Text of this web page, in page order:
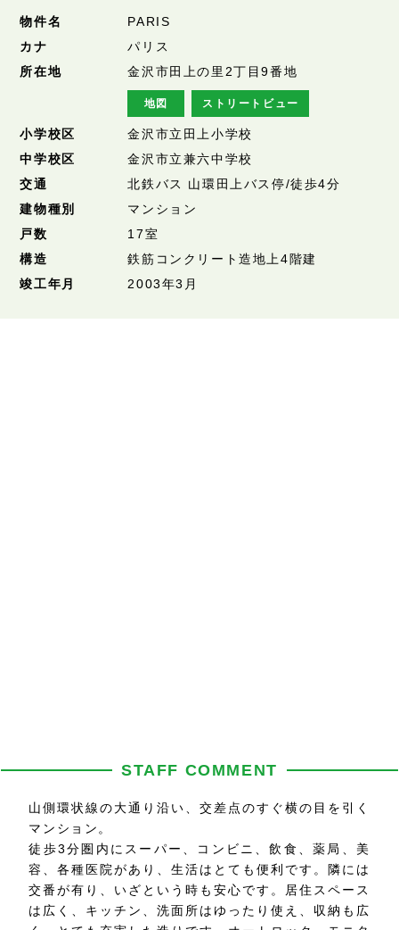
物件名
PARIS
カナ
パリス
所在地
金沢市田上の里2丁目9番地
地図 ストリートビュー
小学校区
金沢市立田上小学校
中学校区
金沢市立兼六中学校
交通
北鉄バス 山環田上バス停/徒歩4分
建物種別
マンション
戸数
17室
構造
鉄筋コンクリート造地上4階建
竣工年月
2003年3月
STAFF COMMENT
山側環状線の大通り沿い、交差点のすぐ横の目を引く
マンション。
徒歩3分圏内にスーパー、コンビニ、飲食、薬局、美
容、各種医院があり、生活はとても便利です。隣には
交番が有り、いざという時も安心です。居住スペース
は広く、キッチン、洗面所はゆったり使え、収納も広